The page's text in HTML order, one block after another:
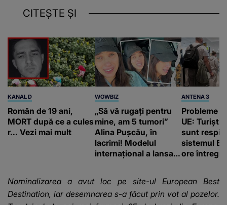
CITEȘTE ȘI
KANAL D
Român de 19 ani,
MORT după ce a cules
r... Vezi mai mult
WOWBIZ
„Să vă rugați pentru
mine, am 5 tumori”
Alina Pușcău, în
lacrimi! Modelul
internațional a lansat
o boală gravă
ANTENA 3
Probleme
UE: Turiștii
sunt
sistemul
ore întregi
Nominalizarea a avut loc pe site-ul European Best
Destination, iar desemnarea s-a făcut prin vot al pozelor.